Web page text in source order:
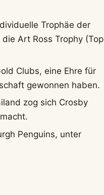
Trophäe der
Art Ross Trophy (Top
Clubs, eine Ehre für
gewonnen haben.
zog sich Crosby
Penguins, unter